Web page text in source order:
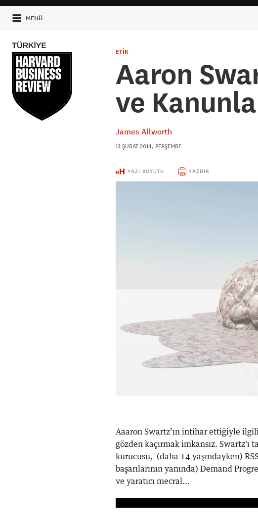
MENÜ
ETİK
Aaron
ve
James Allworth
13 ŞUBAT 2014, PERŞEMBE
YAZI BOYUTU YAZDIR
Aaaron Swartz’ın intihar ettiğiyle
gözden kaçırmak imkansız. Swartz'ı
kurucusu, (daha 14 yaşındayken)
başarılarının yanında) Demand
ve yaratıcı mecral...